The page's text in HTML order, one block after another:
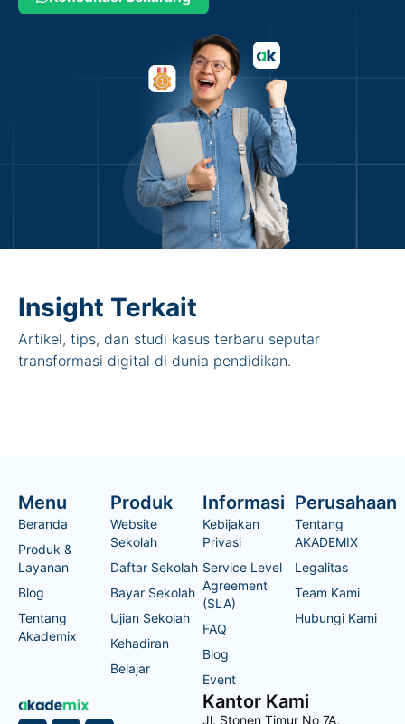
Insight Terkait
Artikel, tips, dan studi kasus terbaru seputar
transformasi digital di dunia pendidikan.
Menu
Beranda
Produk &
Layanan
Blog
Tentang
Akademix
Produk
Website
Sekolah
Daftar Sekolah
Bayar Sekolah
Ujian Sekolah
Kehadiran
Belajar
Informasi
Kebijakan
Privasi
Service Level
Agreement
(SLA)
FAQ
Blog
Event
Perusahaan
Tentang
AKADEMIX
Legalitas
Team Kami
Hubungi Kami
Kantor Kami
Jl. Stonen Timur No 7A,